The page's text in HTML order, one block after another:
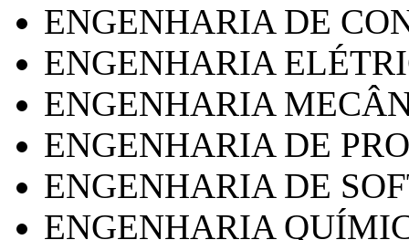
ENGENHARIA DE
ENGENHARIA
ENGENHARIA
ENGENHARIA DE
ENGENHARIA DE
ENGENHARIA